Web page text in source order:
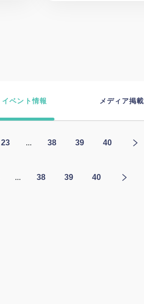
イベント情報 メディア掲載
23 ... 38 39 40
... 38 39 40